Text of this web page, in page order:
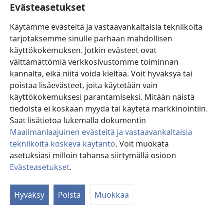
Evästeasetukset
Käytämme evästeitä ja vastaavankaltaisia tekniikoita
tarjotaksemme sinulle parhaan mahdollisen
käyttökokemuksen. Jotkin evästeet ovat
välttämättömiä verkkosivustomme toiminnan
kannalta, eikä niitä voida kieltää. Voit hyväksyä tai
poistaa lisäevästeet, joita käytetään vain
käyttökokemuksesi parantamiseksi. Mitään näistä
tiedoista ei koskaan myydä tai käytetä markkinointiin.
Saat lisätietoa lukemalla dokumentin
Maailmanlaajuinen evästeitä ja vastaavankaltaisia
tekniikoita koskeva käytäntö. Voit muokata
asetuksiasi milloin tahansa siirtymällä osioon
Evästeasetukset.
Hyväksy Poista Muokkaa
(avaa
uuden
ikkunan)Vartiotornin VERKKOKIRJASTO
(avaa
uuden
ikkunan)JW Hub ®
(avaa
uuden
ikkunan)
®
Watchtower Library
Copyright
© 2026 Watch Tower Bible and Tract Society of Pennsylvania.
KÄYTTÖEHDOT|TIETOSUOJAKÄYTÄNTÖ